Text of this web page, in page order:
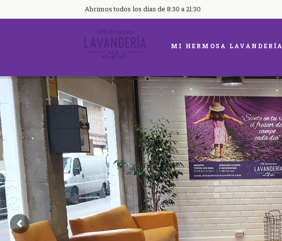
Abrimos todos los días de 8:30 a 21:30
MI HERMOSA LAVANDERÍA